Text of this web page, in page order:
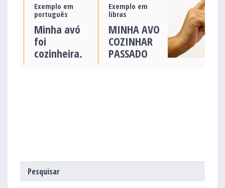
Exemplo em
português
Minha avó
foi
cozinheira.
Exemplo em
libras
MINHA AVO
COZINHAR
PASSADO